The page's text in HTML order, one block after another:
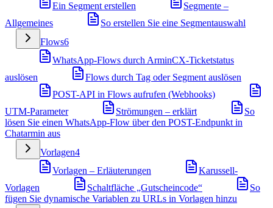
Ein Segment erstellen
Segmente –
Allgemeines
So erstellen Sie eine Segmentauswahl
Flows6
WhatsApp-Flows durch ArminCX-Ticketstatus
auslösen
Flows durch Tag oder Segment auslösen
POST-API in Flows aufrufen (Webhooks)
UTM-Parameter
Strömungen – erklärt
So
lösen Sie einen WhatsApp-Flow über den POST-Endpunkt in
Chatarmin aus
Vorlagen4
Vorlagen – Erläuterungen
Karussell-
Vorlagen
Schaltfläche „Gutscheincode“
So
fügen Sie dynamische Variablen zu URLs in Vorlagen hinzu